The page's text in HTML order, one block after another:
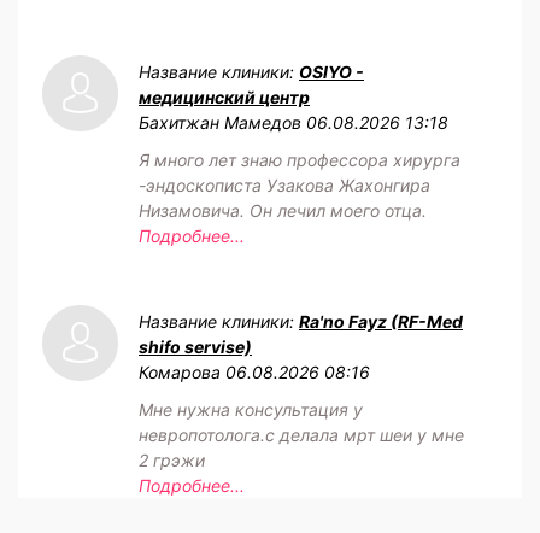
Название клиники: OSIYO -
медицинский центр
Бахитжан Мамедов 06.08.2026 13:18
Я много лет знаю профессора хирурга
-эндоскописта Узакова Жахонгира
Низамовича. Он лечил моего отца.
Подробнее...
Название клиники: Ra'no Fayz (RF-Med
shifo servise)
Комарова 06.08.2026 08:16
Мне нужна консультация у
невропотолога.с делала мрт шеи у мне
2 грэжи
Подробнее...